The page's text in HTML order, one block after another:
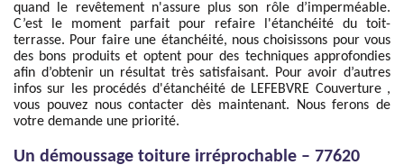
quand le revêtement n'assure plus son rôle d’imperméable.
C’est le moment parfait pour refaire l'étanchéité du toit-
terrasse. Pour faire une étanchéité, nous choisissons pour vous
des bons produits et optent pour des techniques approfondies
afin d’obtenir un résultat très satisfaisant. Pour avoir d’autres
infos sur les procédés d'étanchéité de LEFEBVRE Couverture ,
vous pouvez nous contacter dès maintenant. Nous ferons de
votre demande une priorité.
Un démoussage toiture irréprochable – 77620